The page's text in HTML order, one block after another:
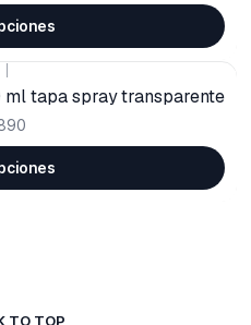
tapa spray transparente
TO TOP